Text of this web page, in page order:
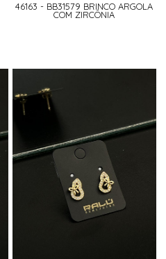
46163 - BB31579 BRINCO ARGOLA
COM ZIRCÔNIA